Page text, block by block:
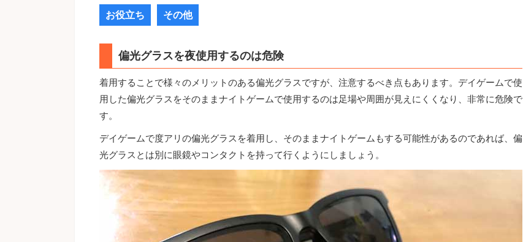
お役立ち その他
偏光グラスを夜使用するのは危険
着用することで様々のメリットのある偏光グラスですが、注意するべき点もあります。デイゲームで使
用した偏光グラスをそのままナイトゲームで使用するのは足場や周囲が見えにくくなり、非常に危険で
す。
デイゲームで度アリの偏光グラスを着用し、そのままナイトゲームもする可能性があるのであれば、偏
光グラスとは別に眼鏡やコンタクトを持って行くようにしましょう。